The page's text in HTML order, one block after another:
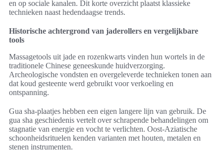
en op sociale kanalen. Dit korte overzicht plaatst klassieke
technieken naast hedendaagse trends.
Historische achtergrond van jaderollers en vergelijkbare
tools
Massagetools uit jade en rozenkwarts vinden hun wortels in de
traditionele Chinese geneeskunde huidverzorging.
Archeologische vondsten en overgeleverde technieken tonen aan
dat koud gesteente werd gebruikt voor verkoeling en
ontspanning.
Gua sha-plaatjes hebben een eigen langere lijn van gebruik. De
gua sha geschiedenis vertelt over schrapende behandelingen om
stagnatie van energie en vocht te verlichten. Oost-Aziatische
schoonheidsrituelen kenden varianten met houten, metalen en
stenen instrumenten.